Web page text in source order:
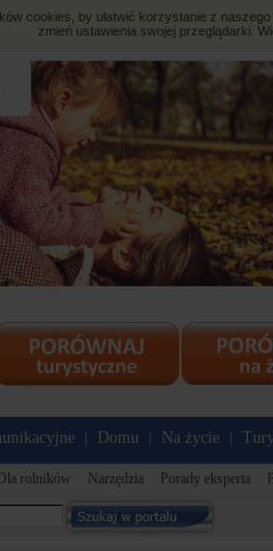
cookies, by ułatwić korzystanie z
zmień ustawienia swojej przeglądarki.
Domu Na życie
Dla rolników Narzędzia Porady eksperta